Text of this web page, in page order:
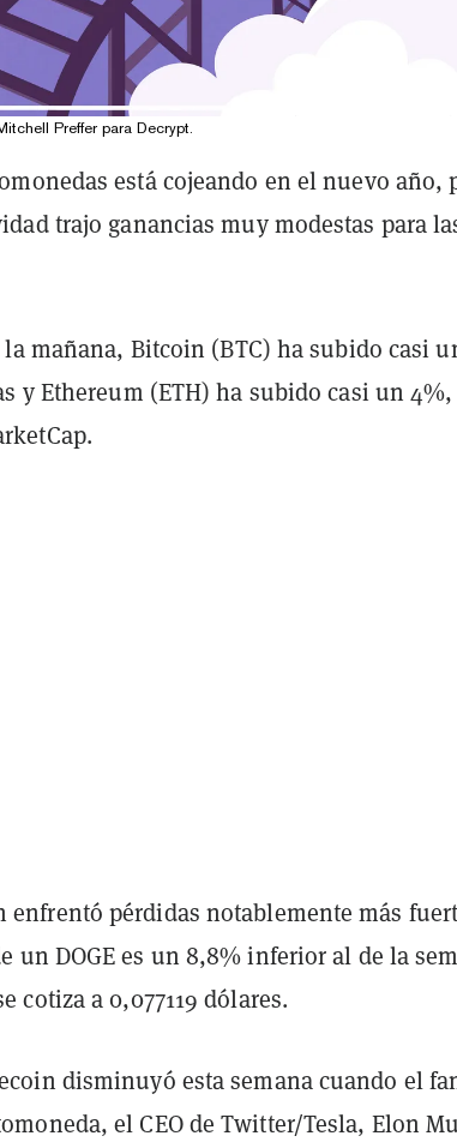
Preffer para Decrypt.
está cojeando en el nuevo año,
trajo ganancias muy modestas para
mañana, Bitcoin (BTC) ha subido casi
y Ethereum (ETH) ha subido casi un 4%,
enfrentó pérdidas notablemente más
un DOGE es un 8,8% inferior al de la
cotiza a 0,077119 dólares.
disminuyó esta semana cuando el
el CEO de Twitter/Tesla, Elon